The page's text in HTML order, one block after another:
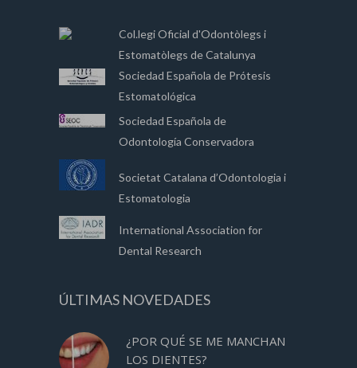
Col.legi Oficial d'Odontòlegs i
Estomatòlegs de Catalunya
Sociedad Española de Prótesis
Estomatológica
Sociedad Española de
Odontología Conservadora
Societat Catalana d’Odontologia i
Estomatologia
International Association for
Dental Research
ÚLTIMAS NOVEDADES
¿POR QUÉ SE ME MANCHAN
LOS DIENTES?